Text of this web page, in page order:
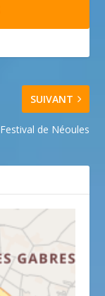
SUIVANT
Festival de Néoules